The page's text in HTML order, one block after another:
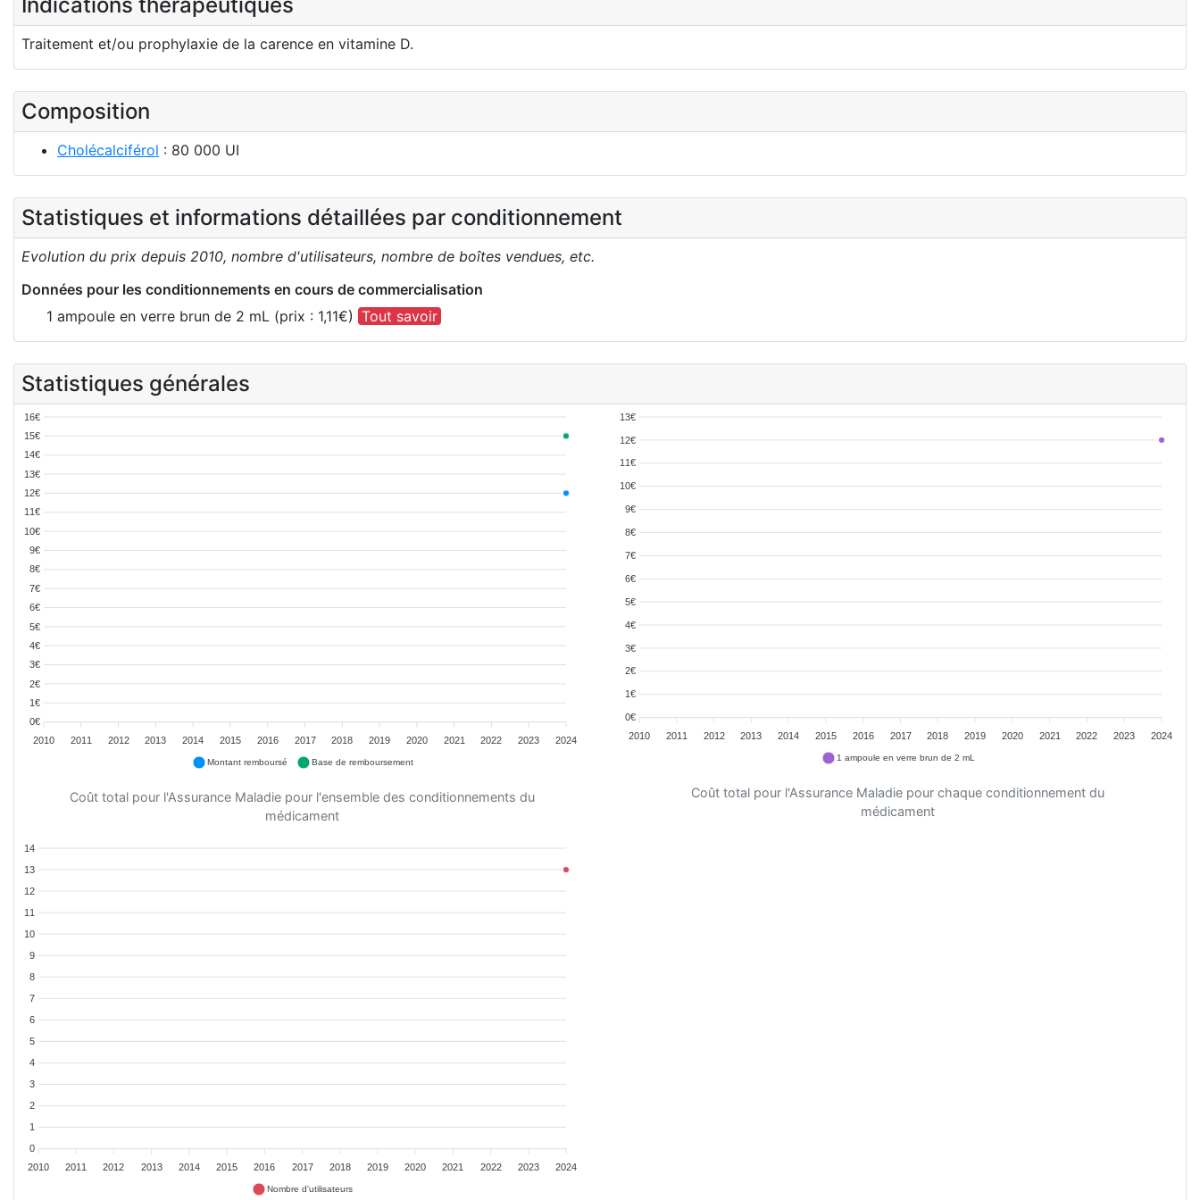
Traitement et/ou prophylaxie de la carence en vitamine D.
Composition
Cholécalciférol : 80 000 UI
Statistiques et informations détaillées par conditionnement
Evolution du prix depuis 2010, nombre d'utilisateurs, nombre de boîtes vendues, etc.
Données pour les conditionnements en cours de commercialisation
1 ampoule en verre brun de 2 mL (prix : 1,11€) Tout savoir
Statistiques générales
16€
15€
14€
13€
12€
11€
10€
9€
8€
7€
6€
5€
4€
3€
2€
1€
0€
2010
2011 2012 2013 2014 2015 2016 2017 2018 2019 2020 2021 2022 2023 2024
Montant remboursé Base de remboursement
Coût total pour l'Assurance Maladie pour l'ensemble des conditionnements du
médicament
13€
12€
11€
10€
9€
8€
7€
6€
5€
4€
3€
2€
1€
0€
2010
2011 2012 2013 2014 2015 2016 2017 2018 2019 2020 2021 2022 2023 2024
1 ampoule en verre brun de 2 mL
Coût total pour l'Assurance Maladie pour chaque conditionnement du
médicament
14
13
12
11
10
9
8
7
6
5
4
3
2
1
0
2010
2011 2012 2013 2014 2015 2016 2017 2018 2019 2020 2021 2022 2023 2024
Nombre d'utilisateurs